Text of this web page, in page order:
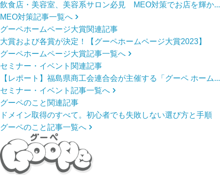
飲食店・美容室、美容系サロン必見 MEO対策でお店を輝か...
MEO対策記事一覧へ
グーペホームページ大賞関連記事
大賞および各賞が決定！【グーペホームページ大賞2023】
グーペホームページ大賞記事一覧へ
セミナー・イベント関連記事
【レポート】福島県商工会連合会が主催する「グーペ ホーム...
セミナー・イベント記事一覧へ
グーペのこと関連記事
ドメイン取得のすべて。初心者でも失敗しない選び方と手順
グーペのこと記事一覧へ